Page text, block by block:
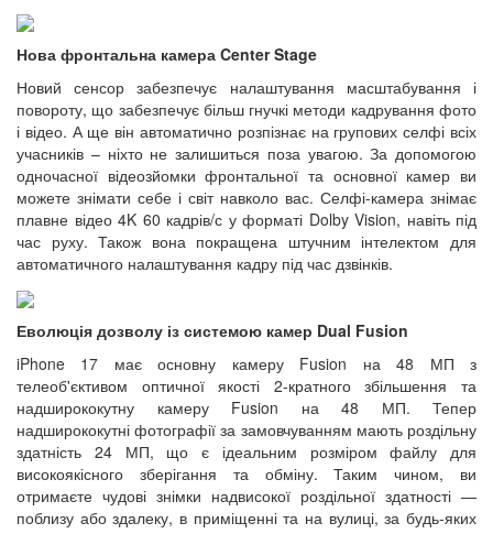
Нова фронтальна камера Center Stage
Новий сенсор забезпечує налаштування масштабування і
повороту, що забезпечує більш гнучкі методи кадрування фото
і відео. А ще він автоматично розпізнає на групових селфі всіх
учасників – ніхто не залишиться поза увагою. За допомогою
одночасної відеозйомки фронтальної та основної камер ви
можете знімати себе і світ навколо вас. Селфі-камера знімає
плавне відео 4K 60 кадрів/с у форматі Dolby Vision, навіть під
час руху. Також вона покращена штучним інтелектом для
автоматичного налаштування кадру під час дзвінків.
Еволюція дозволу із системою камер Dual Fusion
iPhone 17 має основну камеру Fusion на 48 МП з
телеоб'єктивом оптичної якості 2-кратного збільшення та
надширококутну камеру Fusion на 48 МП. Тепер
надширококутні фотографії за замовчуванням мають роздільну
здатність 24 МП, що є ідеальним розміром файлу для
високоякісного зберігання та обміну. Таким чином, ви
отримаєте чудові знімки надвисокої роздільної здатності —
поблизу або здалеку, в приміщенні та на вулиці, за будь-яких